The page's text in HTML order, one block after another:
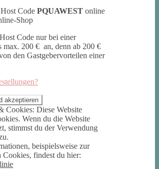
Code PQUAWEST online
Shop
Code nur bei einer
max. 200 € an, denn ab 200 €
den Gastgebervorteilen einer
Cookies: Diese Website
Wenn du die Website
stimmst du der Verwendung
beispielsweise zur
findest du hier: